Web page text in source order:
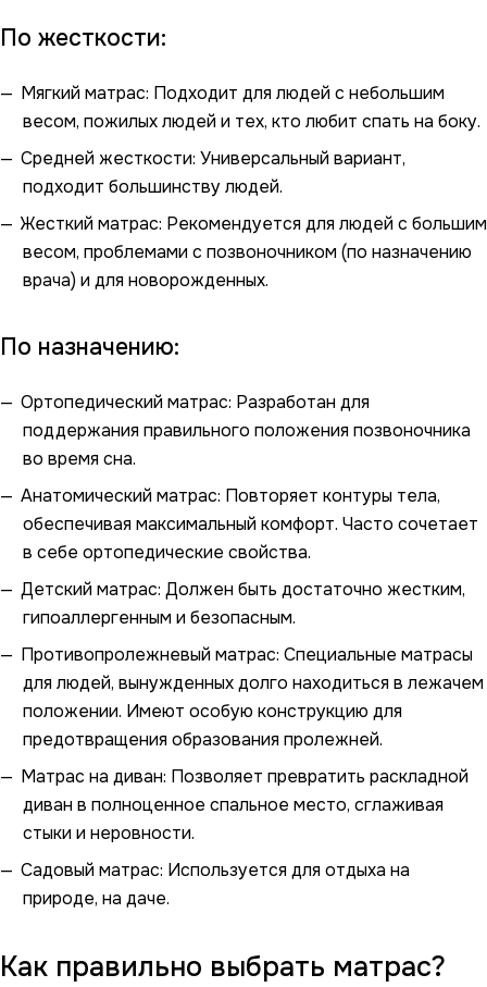
По жесткости:
Мягкий матрас: Подходит для людей с небольшим
весом, пожилых людей и тех, кто любит спать на боку.
Средней жесткости: Универсальный вариант,
подходит большинству людей.
Жесткий матрас: Рекомендуется для людей с большим
весом, проблемами с позвоночником (по назначению
врача) и для новорожденных.
По назначению:
Ортопедический матрас: Разработан для
поддержания правильного положения позвоночника
во время сна.
Анатомический матрас: Повторяет контуры тела,
обеспечивая максимальный комфорт. Часто сочетает
в себе ортопедические свойства.
Детский матрас: Должен быть достаточно жестким,
гипоаллергенным и безопасным.
Противопролежневый матрас: Специальные матрасы
для людей, вынужденных долго находиться в лежачем
положении. Имеют особую конструкцию для
предотвращения образования пролежней.
Матрас на диван: Позволяет превратить раскладной
диван в полноценное спальное место, сглаживая
стыки и неровности.
Садовый матрас: Используется для отдыха на
природе, на даче.
Как правильно выбрать матрас?